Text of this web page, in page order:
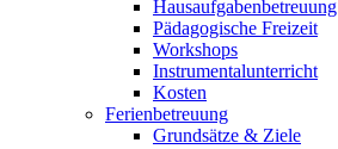
Hausaufgabenbetreuung
Pädagogische Freizeit
Workshops
Instrumentalunterricht
Kosten
Ferienbetreuung
Grundsätze & Ziele